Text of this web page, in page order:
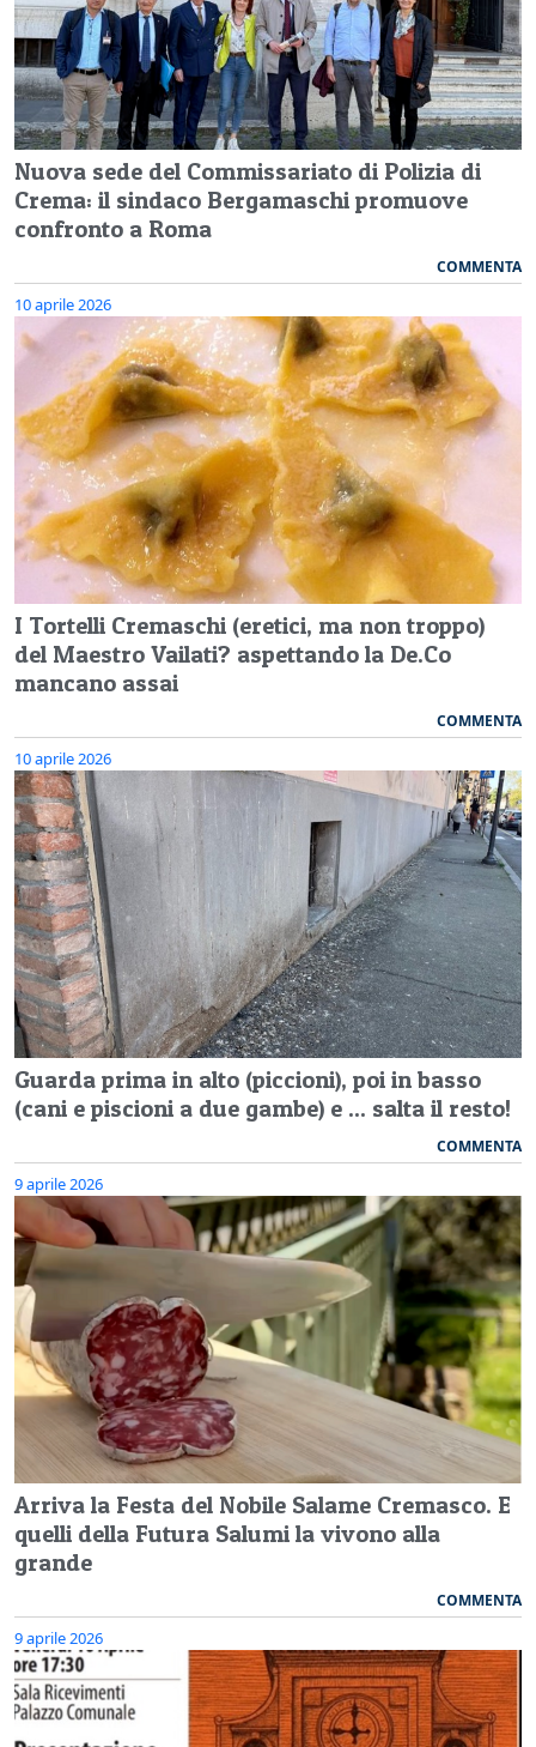
Nuova sede del Commissariato di Polizia di
Crema: il sindaco Bergamaschi promuove
confronto a Roma
COMMENTA
10 aprile 2026
I Tortelli Cremaschi (eretici, ma non troppo)
del Maestro Vailati? aspettando la De.Co
mancano assai
COMMENTA
10 aprile 2026
Guarda prima in alto (piccioni), poi in basso
(cani e piscioni a due gambe) e ... salta il resto!
COMMENTA
9 aprile 2026
Arriva la Festa del Nobile Salame Cremasco. E
quelli della Futura Salumi la vivono alla
grande
COMMENTA
9 aprile 2026